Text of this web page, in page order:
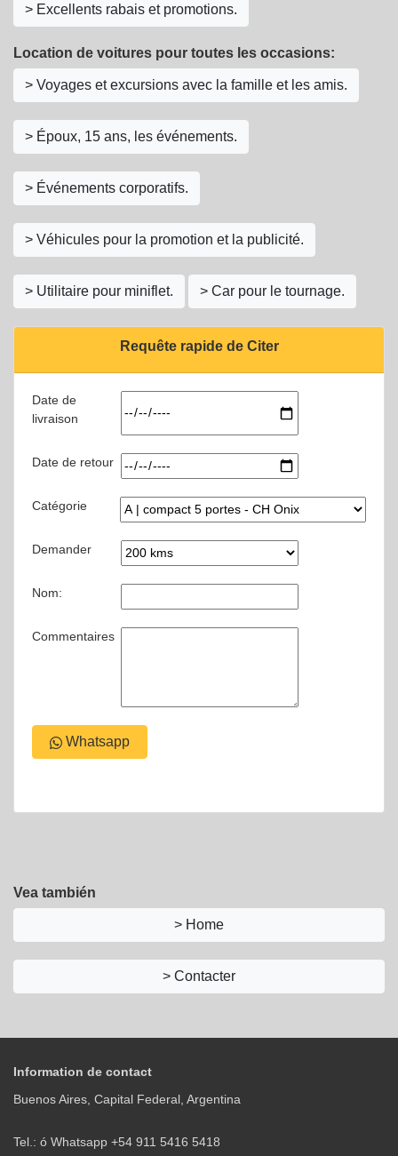
> Excellents rabais et promotions.
Location de voitures pour toutes les occasions:
> Voyages et excursions avec la famille et les amis.
> Époux, 15 ans, les événements.
> Événements corporatifs.
> Véhicules pour la promotion et la publicité.
> Utilitaire pour miniflet. > Car pour le tournage.
Requête rapide de Citer
Date de
livraison
Date de retour
Catégorie
Demander
Nom:
Commentaires
Whatsapp
Vea también
> Home
> Contacter
Information de contact
Buenos Aires, Capital Federal, Argentina
Tel.: ó Whatsapp +54 911 5416 5418